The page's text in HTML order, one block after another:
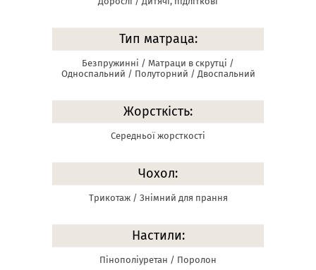
Тип матраца:
Безпружинні / Матраци в скрутці /
Односпальний / Полуторний / Двоспальний
Жорсткість:
Середньої жорсткості
Чохол:
Трикотаж / Знімний для прання
Настили:
Пінополіуретан / Поролон